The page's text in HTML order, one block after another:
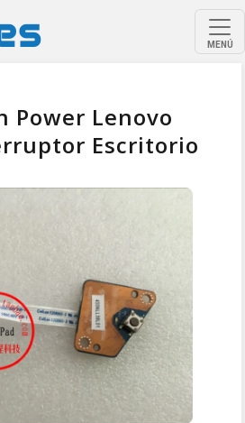
MENÚ
Power Lenovo
Escritorio